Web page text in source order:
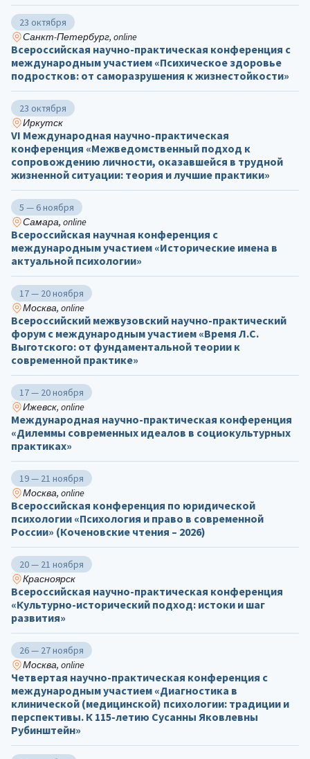
23 октября
Санкт-Петербург, online
Всероссийская научно-практическая конференция с
международным участием «Психическое здоровье
подростков: от саморазрушения к жизнестойкости»
23 октября
Иркутск
VI Международная научно-практическая
конференция «Межведомственный подход к
сопровождению личности, оказавшейся в трудной
жизненной ситуации: теория и лучшие практики»
5 — 6 ноября
Самара, online
Всероссийская научная конференция с
международным участием «Исторические имена в
актуальной психологии»
17 — 20 ноября
Москва, online
Всероссийский межвузовский научно-практический
форум с международным участием «Время Л.С.
Выготского: от фундаментальной теории к
современной практике»
17 — 20 ноября
Ижевск, online
Международная научно-практическая конференция
«Дилеммы современных идеалов в социокультурных
практиках»
19 — 21 ноября
Москва, online
Всероссийская конференция по юридической
психологии «Психология и право в современной
России» (Коченовские чтения – 2026)
20 — 21 ноября
Красноярск
Всероссийская научно-практическая конференция
«Культурно-исторический подход: истоки и шаг
развития»
26 — 27 ноября
Москва, online
Четвертая научно-практическая конференция с
международным участием «Диагностика в
клинической (медицинской) психологии: традиции и
перспективы. К 115-летию Сусанны Яковлевны
Рубинштейн»